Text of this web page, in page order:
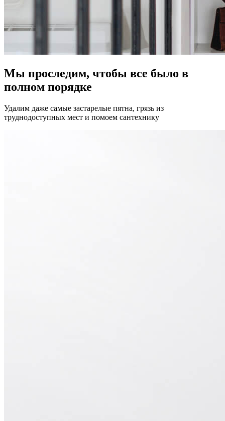
Мы проследим, чтобы все было в
полном порядке
Удалим даже самые застарелые пятна, грязь из
труднодоступных мест и помоем сантехнику